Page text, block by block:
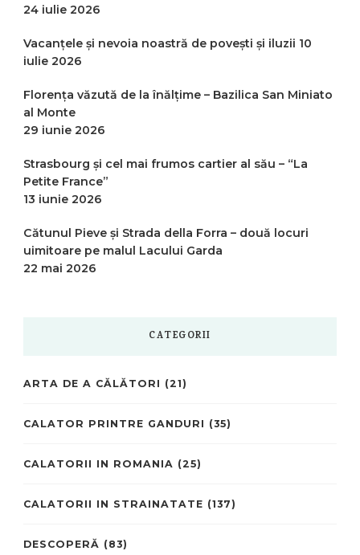
24 iulie 2026
Vacanțele și nevoia noastră de povești și iluzii 10
iulie 2026
Florența văzută de la înălțime – Bazilica San Miniato
al Monte
29 iunie 2026
Strasbourg și cel mai frumos cartier al său – “La
Petite France”
13 iunie 2026
Cătunul Pieve și Strada della Forra – două locuri
uimitoare pe malul Lacului Garda
22 mai 2026
CATEGORII
ARTA DE A CĂLĂTORI (21)
CALATOR PRINTRE GANDURI (35)
CALATORII IN ROMANIA (25)
CALATORII IN STRAINATATE (137)
DESCOPERĂ (83)